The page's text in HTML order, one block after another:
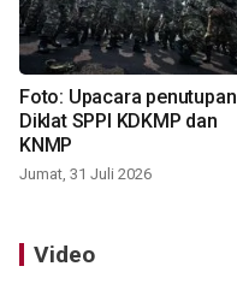
Foto: Upacara penutupan
Diklat SPPI KDKMP dan
KNMP
Jumat, 31 Juli 2026
Video